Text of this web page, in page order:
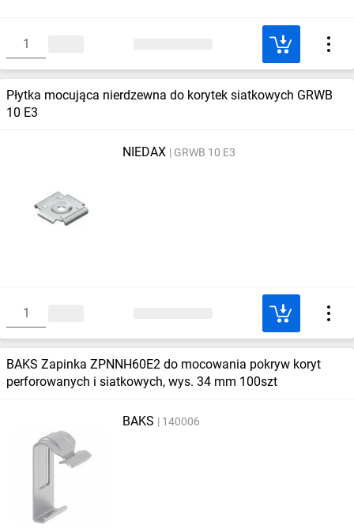
Płytka mocująca nierdzewna do korytek siatkowych GRWB
10 E3
NIEDAX GRWB 10 E3
BAKS Zapinka ZPNNH60E2 do mocowania pokryw koryt
perforowanych i siatkowych, wys. 34 mm 100szt
BAKS 140006